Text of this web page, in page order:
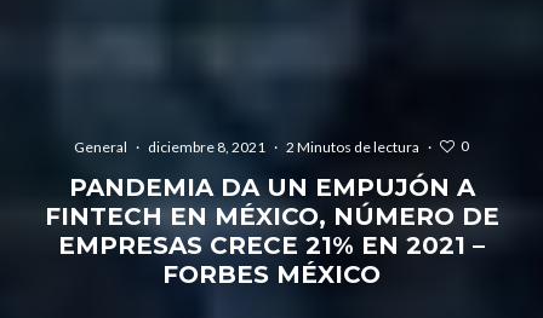
General · diciembre 8, 2021 · 2 Minutos de lectura · 0
PANDEMIA DA UN EMPUJÓN A
FINTECH EN MÉXICO, NÚMERO DE
EMPRESAS CRECE 21% EN 2021 –
FORBES MÉXICO